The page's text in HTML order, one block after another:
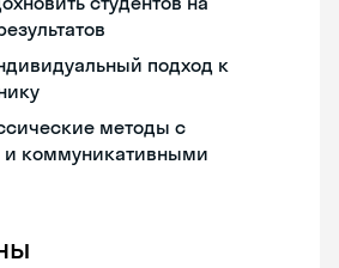
подход к
методы с
и коммуникативными